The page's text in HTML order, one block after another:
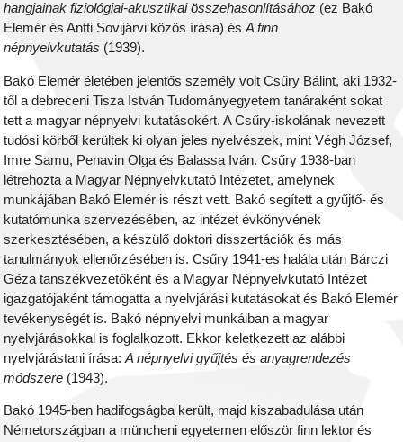
hangjainak fiziológiai-akusztikai összehasonlításához (ez Bakó
Elemér és Antti Sovijärvi közös írása) ésA finn
népnyelvkutatás (1939).
Bakó Elemér életében jelentős személy volt Csűry Bálint, aki 1932-
től a debreceni Tisza István Tudományegyetem tanáraként sokat
tett a magyar népnyelvi kutatásokért. A Csűry-iskolának nevezett
tudósi körből kerültek ki olyan jeles nyelvészek, mint Végh József,
Imre Samu, Penavin Olga és Balassa Iván. Csűry 1938-ban
létrehozta a Magyar Népnyelvkutató Intézetet, amelynek
munkájában Bakó Elemér is részt vett. Bakó segített a gyűjtő- és
kutatómunka szervezésében, az intézet évkönyvének
szerkesztésében, a készülő doktori disszertációk és más
tanulmányok ellenőrzésében is. Csűry 1941-es halála után Bárczi
Géza tanszékvezetőként és a Magyar Népnyelvkutató Intézet
igazgatójaként támogatta a nyelvjárási kutatásokat és Bakó Elemér
tevékenységét is. Bakó népnyelvi munkáiban a magyar
nyelvjárásokkal is foglalkozott. Ekkor keletkezett az alábbi
nyelvjárástani írása:A népnyelvi gyűjtés és anyagrendezés
módszere (1943).
Bakó 1945-ben hadifogságba került, majd kiszabadulása után
Németországban a müncheni egyetemen először finn lektor és